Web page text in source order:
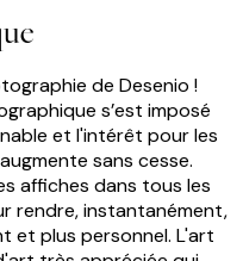
de Desenio !
s’est imposé
et l'intérêt pour les
sans cesse.
affiches dans tous les
rendre, instantanément,
et plus personnel. L'art